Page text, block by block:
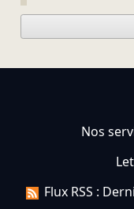
Nos
Flux RSS :